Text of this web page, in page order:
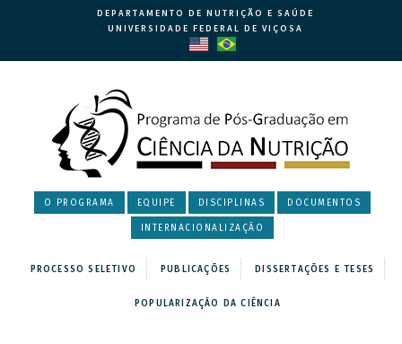
DEPARTAMENTO DE NUTRIÇÃO E SAÚDE
UNIVERSIDADE FEDERAL DE VIÇOSA
O PROGRAMA EQUIPE DISCIPLINAS DOCUMENTOS
INTERNACIONALIZAÇÃO
PROCESSO SELETIVO PUBLICAÇÕES DISSERTAÇÕES E TESES
POPULARIZAÇÃO DA CIÊNCIA